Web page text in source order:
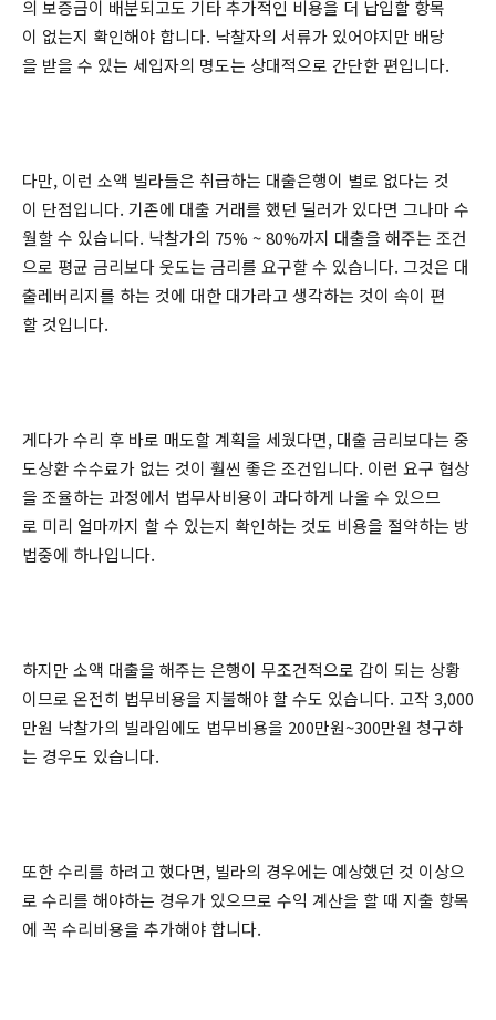
의 보증금이 배분되고도 기타 추가적인 비용을 더 납입할 항목
이 없는지 확인해야 합니다. 낙찰자의 서류가 있어야지만 배당
을 받을 수 있는 세입자의 명도는 상대적으로 간단한 편입니다.
다만, 이런 소액 빌라들은 취급하는 대출은행이 별로 없다는 것
이 단점입니다. 기존에 대출 거래를 했던 딜러가 있다면 그나마 수
월할 수 있습니다. 낙찰가의 75% ~ 80%까지 대출을 해주는 조건
으로 평균 금리보다 웃도는 금리를 요구할 수 있습니다. 그것은 대
출레버리지를 하는 것에 대한 대가라고 생각하는 것이 속이 편
할 것입니다.
게다가 수리 후 바로 매도할 계획을 세웠다면, 대출 금리보다는 중
도상환 수수료가 없는 것이 훨씬 좋은 조건입니다. 이런 요구 협상
을 조율하는 과정에서 법무사비용이 과다하게 나올 수 있으므
로 미리 얼마까지 할 수 있는지 확인하는 것도 비용을 절약하는 방
법중에 하나입니다.
하지만 소액 대출을 해주는 은행이 무조건적으로 갑이 되는 상황
이므로 온전히 법무비용을 지불해야 할 수도 있습니다. 고작 3,000
만원 낙찰가의 빌라임에도 법무비용을 200만원~300만원 청구하
는 경우도 있습니다.
또한 수리를 하려고 했다면, 빌라의 경우에는 예상했던 것 이상으
로 수리를 해야하는 경우가 있으므로 수익 계산을 할 때 지출 항목
에 꼭 수리비용을 추가해야 합니다.